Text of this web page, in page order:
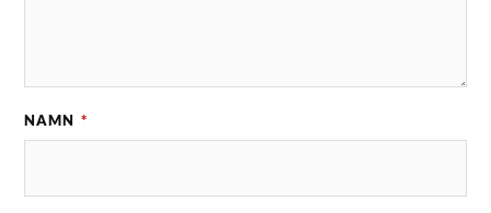
NAMN *